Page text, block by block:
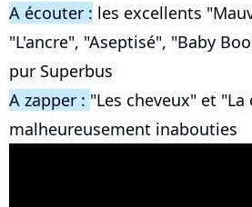
A écouter : les excellents
"L'ancre", "Aseptisé", "Baby
pur Superbus
A zapper : "Les cheveux" et "La
malheureusement inabouties